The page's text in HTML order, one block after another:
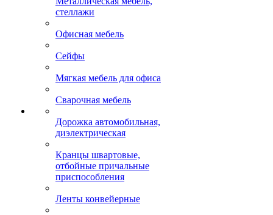
стеллажи
Офисная мебель
Сейфы
Мягкая мебель для офиса
Сварочная мебель
Дорожка автомобильная,
диэлектрическая
Кранцы швартовые,
отбойные причальные
приспособления
Ленты конвейерные